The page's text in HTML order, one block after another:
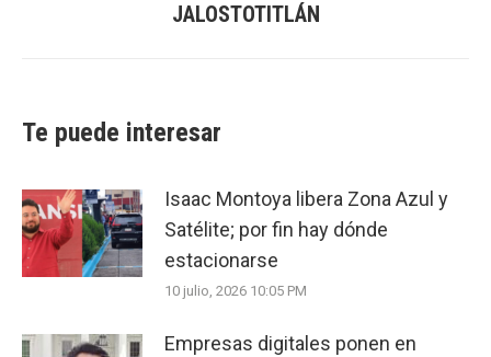
post:
JALOSTOTITLÁN
Te puede interesar
Isaac Montoya libera Zona Azul y
Satélite; por fin hay dónde
estacionarse
10 julio, 2026 10:05 PM
Empresas digitales ponen en